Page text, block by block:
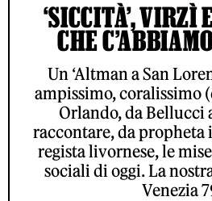
‘SICCITÀ’, VIRZÌ
CHE
Un ‘Altman a San
ampissimo, coralissimo
Orlando, da Bellucci
raccontare, da propheta
regista livornese, le
sociali di oggi. La
Venezia